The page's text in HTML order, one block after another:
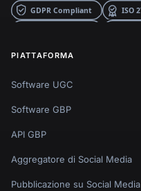
PIATTAFORMA
Software UGC
Software GBP
API GBP
Aggregatore di Social Media
Pubblicazione su Social Media